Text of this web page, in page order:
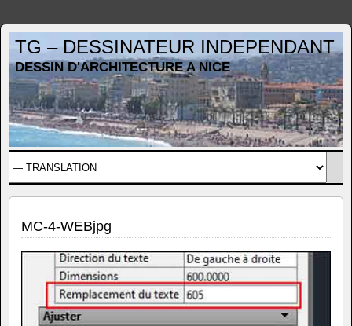
TG – DESSINATEUR INDEPENDANT
DESSIN D'ARCHITECTURE A NICE
MC-4-WEBjpg